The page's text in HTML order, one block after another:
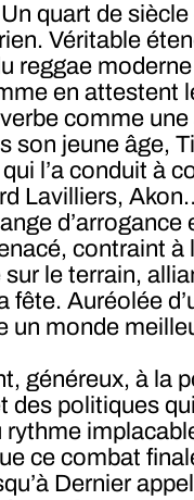
quart de
Véritable
reggae
en attestent
comme
son jeune âge,
l’a conduit à
Lavilliers,
contraint à
le terrain,
fête. Auréolée
un monde
généreux, à la
des politiques
ce combat
Dernier